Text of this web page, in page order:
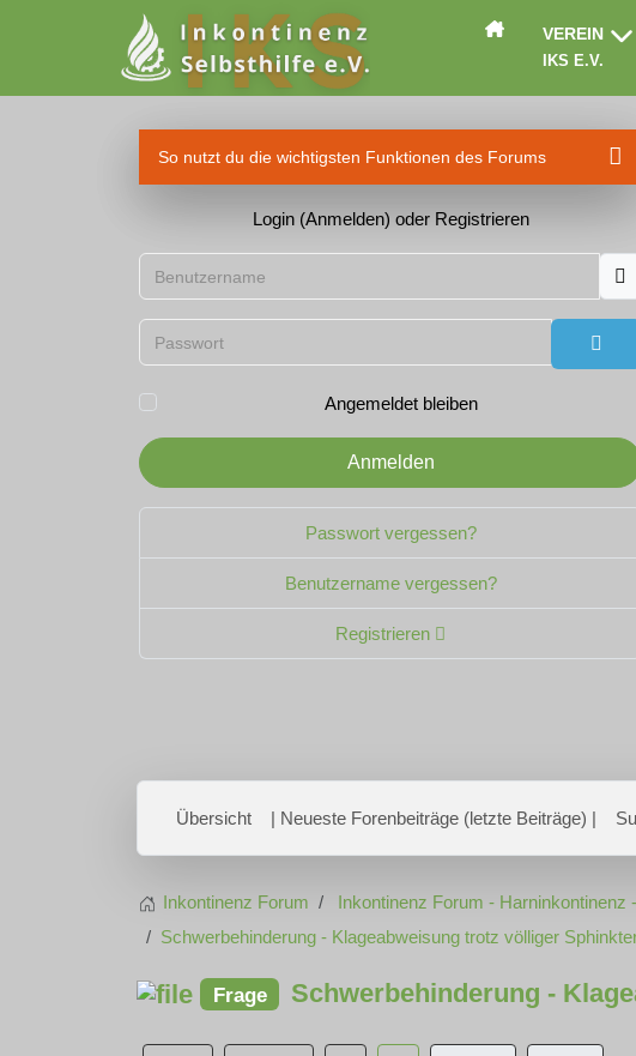
VEREIN
IKS E.V.
So nutzt du die wichtigsten Funktionen des Forums
Login (Anmelden) oder Registrieren
Benutzername
Passwort
Angemeldet bleiben
Anmelden
Passwort vergessen?
Benutzername vergessen?
Registrieren
Übersicht | Neueste Forenbeiträge (letzte Beiträge) |
Inkontinenz Forum Inkontinenz Forum -
Schwerbehinderung - Klageabweisung trotz völliger
Frage Schwerbehinderung -